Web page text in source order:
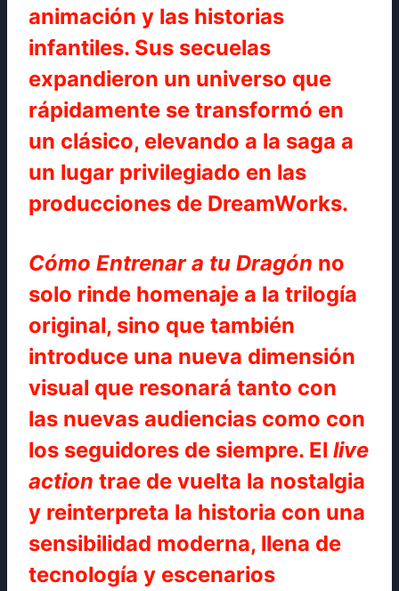
animación y las historias
infantiles. Sus secuelas
expandieron un universo que
rápidamente se transformó en
un clásico, elevando a la saga a
un lugar privilegiado en las
producciones de DreamWorks.
Cómo Entrenar a tu Dragón no
solo rinde homenaje a la trilogía
original, sino que también
introduce una nueva dimensión
visual que resonará tanto con
las nuevas audiencias como con
los seguidores de siempre. El live
action trae de vuelta la nostalgia
y reinterpreta la historia con una
sensibilidad moderna, llena de
tecnología y escenarios